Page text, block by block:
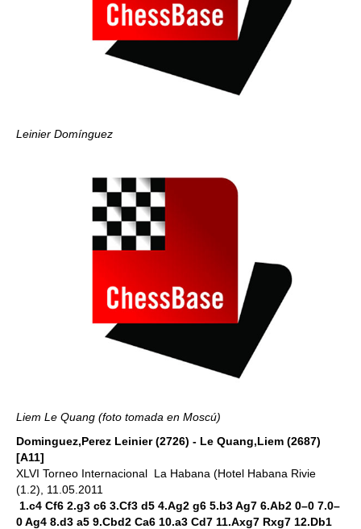
Leinier Domínguez
Liem Le Quang (foto tomada en Moscú)
Dominguez,Perez Leinier (2726) - Le Quang,Liem (2687)
[A11]
XLVI Torneo Internacional La Habana (Hotel Habana Rivie
(1.2), 11.05.2011
1.c4 Cf6 2.g3 c6 3.Cf3 d5 4.Ag2 g6 5.b3 Ag7 6.Ab2 0–0 7.0–
0 Ag4 8.d3 a5 9.Cbd2 Ca6 10.a3 Cd7 11.Axg7 Rxg7 12.Db1